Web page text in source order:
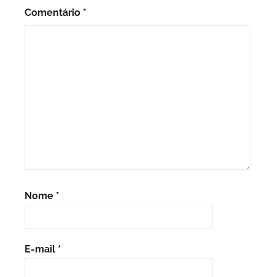
Comentário *
Nome *
E-mail *